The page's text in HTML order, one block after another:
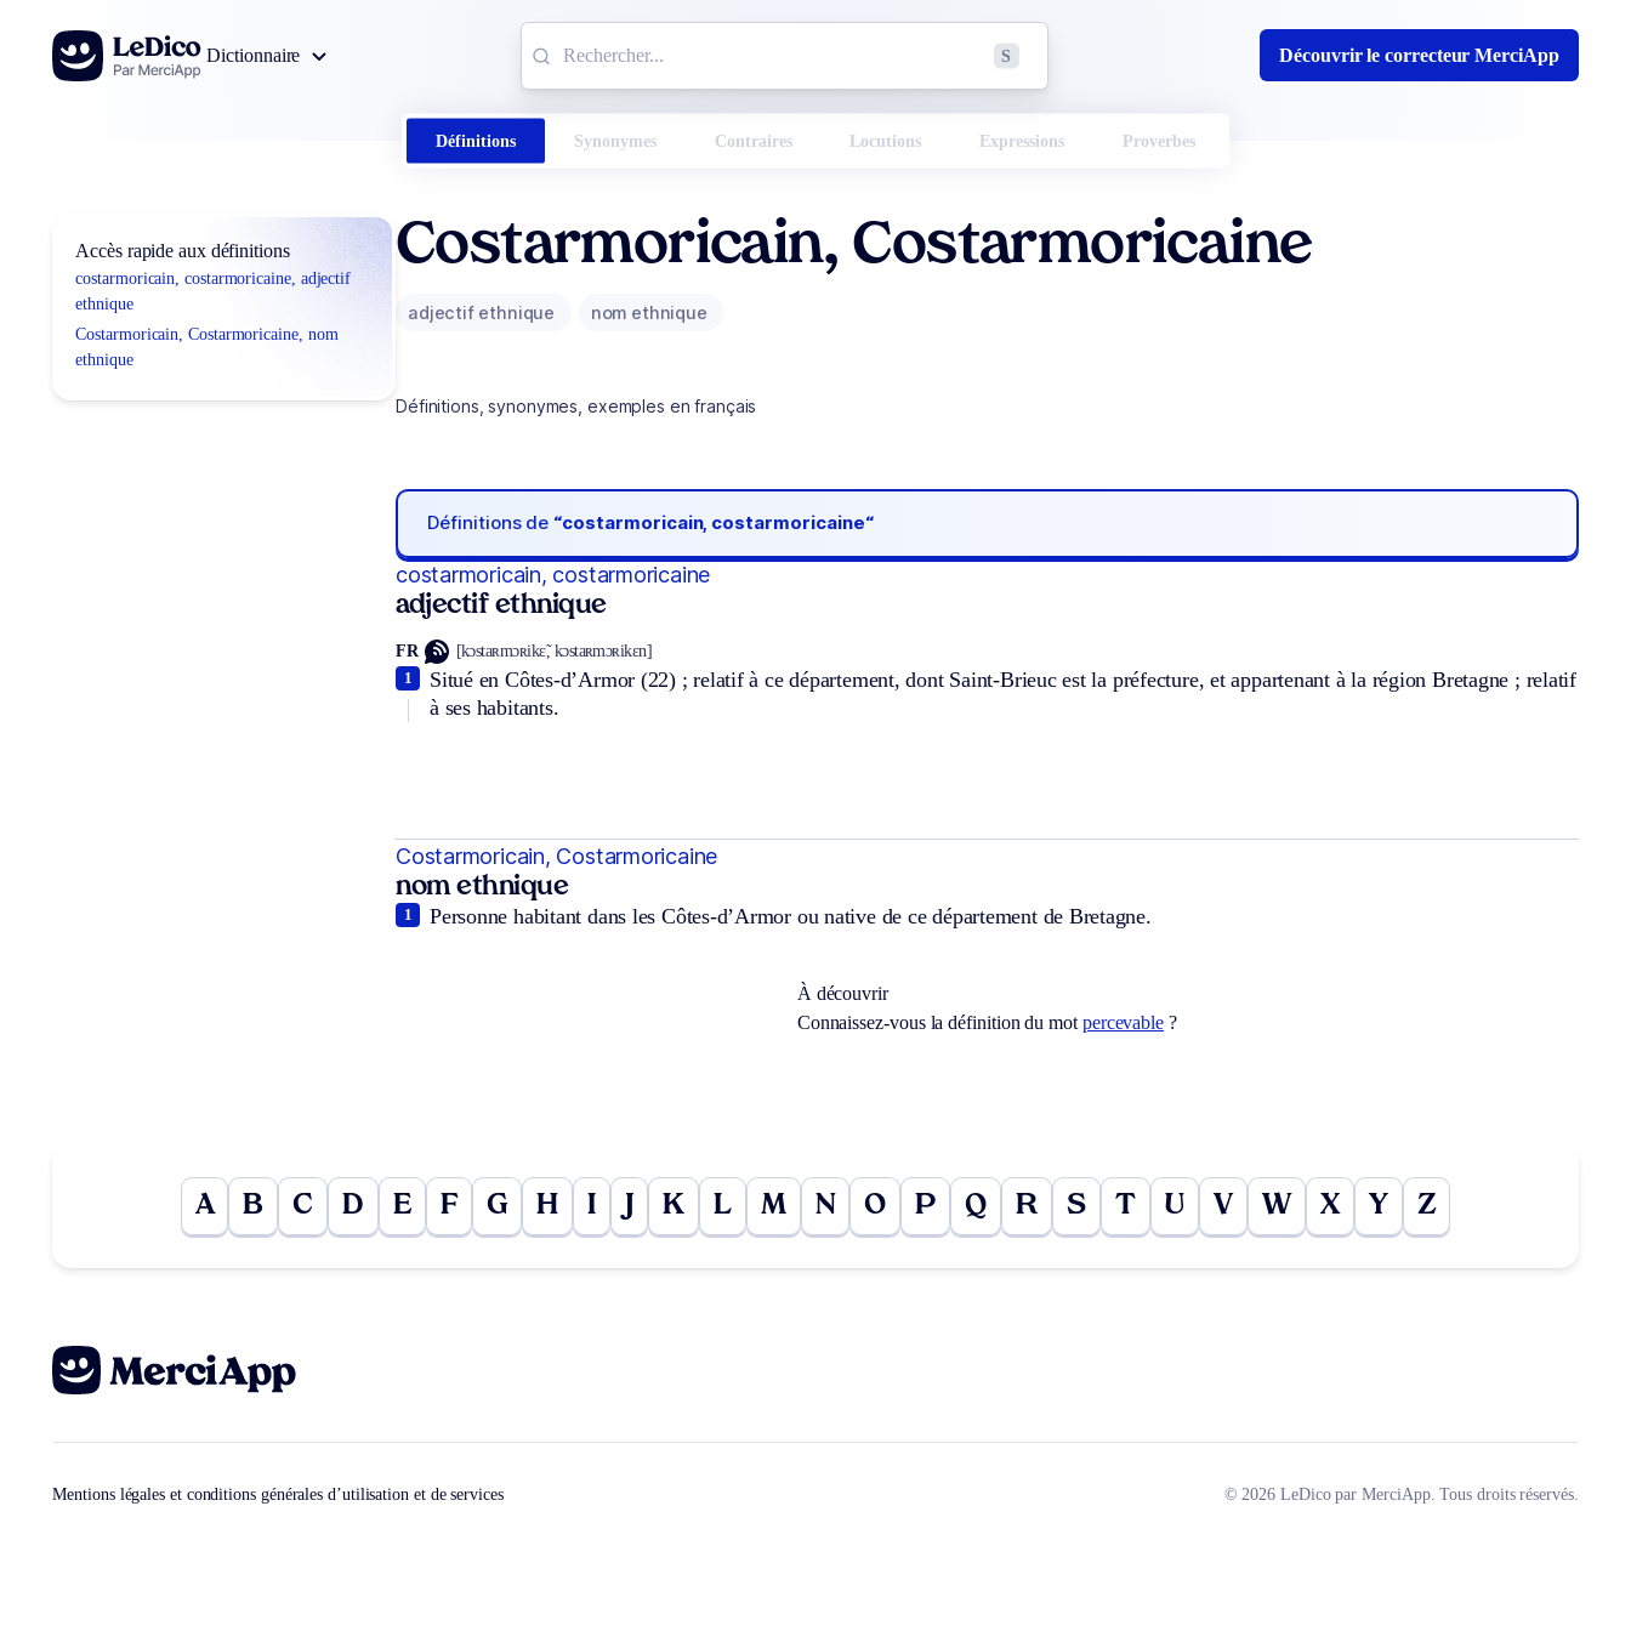
Aller au contenu
Dictionnaire
S Découvrir le correcteur MerciApp
Définitions Synonymes Contraires Locutions Expressions Proverbes
Accès rapide aux définitions
costarmoricain, costarmoricaine, adjectif
ethnique
Costarmoricain, Costarmoricaine, nom
ethnique
Costarmoricain, Costarmoricaine
adjectif ethnique nom ethnique
Définitions, synonymes, exemples en français
Définitions de “costarmoricain, costarmoricaine“
costarmoricain, costarmoricaine
adjectif ethnique
FR [kɔstaʀmɔʀikɛ̃, kɔstaʀmɔʀikɛn]
Situé en Côtes-d’Armor (22) ; relatif à ce département, dont Saint-Brieuc est la préfecture, et appartenant à la région Bretagne ; relatif
à ses habitants.
1
Costarmoricain, Costarmoricaine
nom ethnique
Personne habitant dans les Côtes-d’Armor ou native de ce département de Bretagne.
1
À découvrir
Connaissez-vous la définition du mot percevable ?
A B C D E F G H I K L M N O P Q R S T U V W X Y Z
Mentions légales et conditions générales d’utilisation et de services © 2026 LeDico par MerciApp. Tous droits réservés.